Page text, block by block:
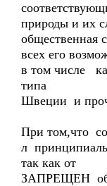
природы и их
общественная
всех его
в том числе
типа
Швеции и
При том,что
л
так как от
ЗАПРЕЩЕН